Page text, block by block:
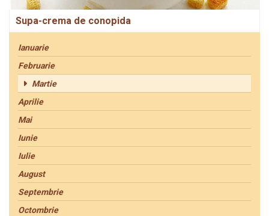
Supa-crema de conopida
Ianuarie
Februarie
Martie
Aprilie
Mai
Iunie
Iulie
August
Septembrie
Octombrie